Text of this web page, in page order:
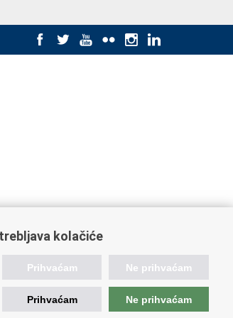
kolačiće
Prihvaćam Ne prihvaćam
Prihvaćam Ne prihvaćam